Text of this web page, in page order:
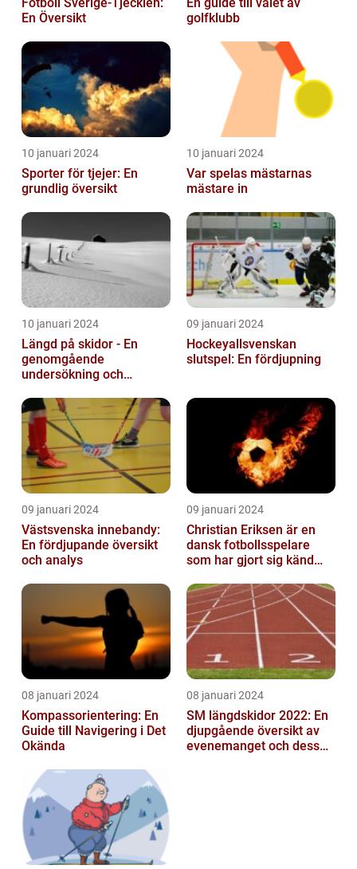
En Översikt
golfklubb
10 januari 2024
Sporter för tjejer: En
grundlig översikt
10 januari 2024
Var spelas mästarnas
mästare in
10 januari 2024
Längd på skidor - En
genomgående
undersökning och
09 januari 2024
Hockeyallsvenskan
slutspel: En fördjupning
09 januari 2024
Västsvenska innebandy:
En fördjupande översikt
och analys
09 januari 2024
Christian Eriksen är en
dansk fotbollsspelare
som har gjort sig känd
mittfältarna...
08 januari 2024
Kompassorientering: En
Guide till Navigering i Det
Okända
08 januari 2024
SM längdskidor 2022: En
djupgående översikt av
evenemanget och dess